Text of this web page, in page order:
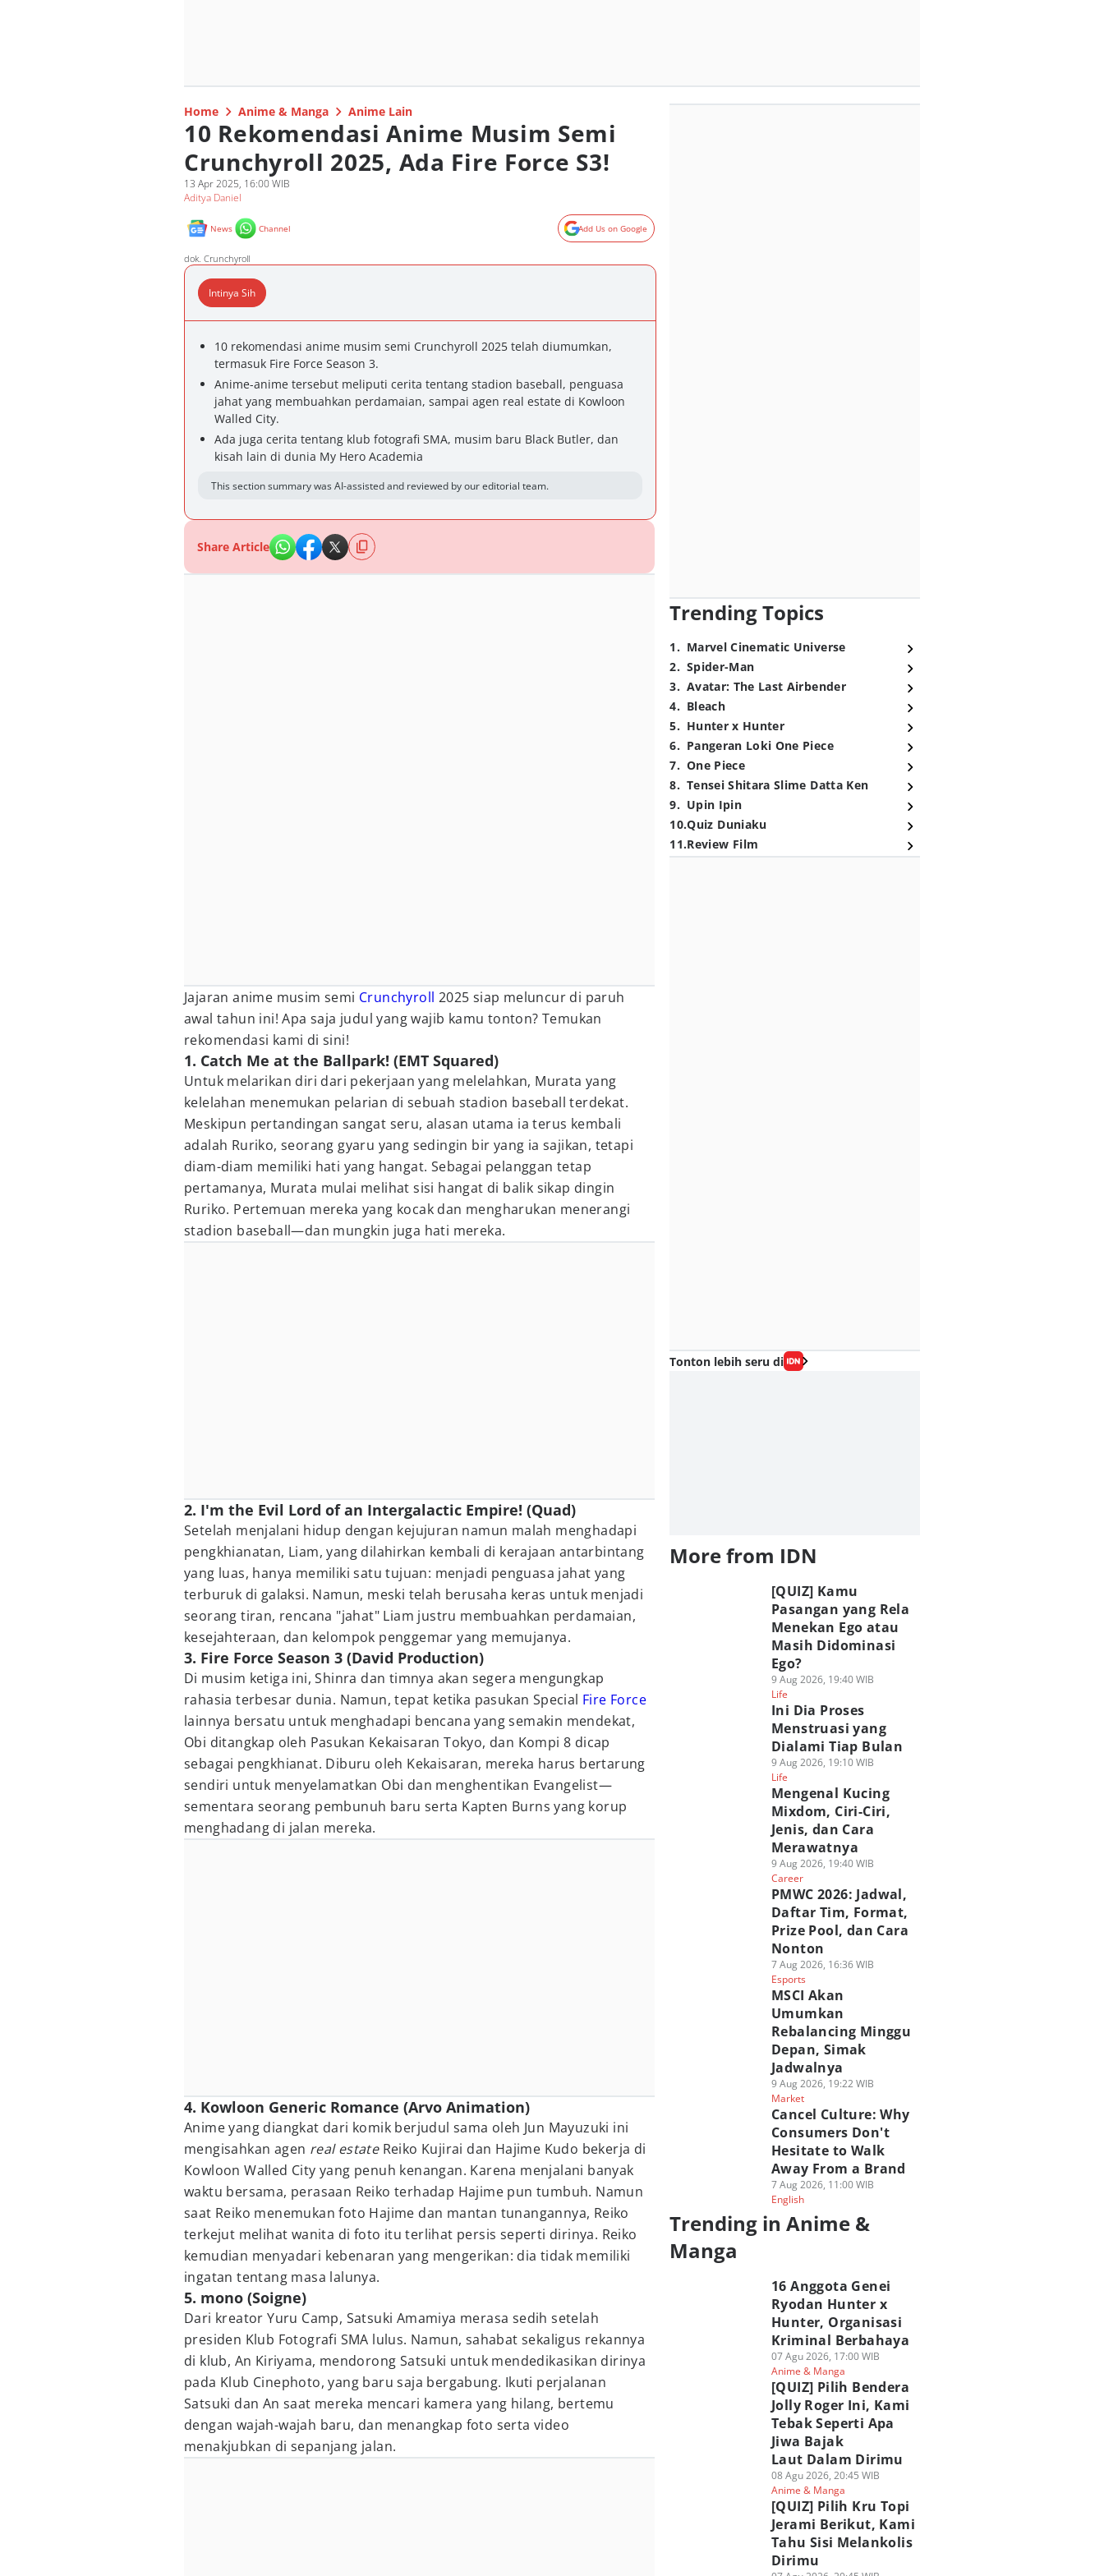
Home Anime & Manga Anime Lain
10 Rekomendasi Anime Musim Semi
Crunchyroll 2025, Ada Fire Force S3!
13 Apr 2025, 16:00 WIB
Aditya Daniel
News Channel Add Us on Google
dok. Crunchyroll
Intinya Sih
10 rekomendasi anime musim semi Crunchyroll 2025 telah diumumkan,
termasuk Fire Force Season 3.
Anime-anime tersebut meliputi cerita tentang stadion baseball, penguasa
jahat yang membuahkan perdamaian, sampai agen real estate di Kowloon
Walled City.
Ada juga cerita tentang klub fotografi SMA, musim baru Black Butler, dan
kisah lain di dunia My Hero Academia
This section summary was AI-assisted and reviewed by our editorial team.
Share Article
Jajaran anime musim semi Crunchyroll 2025 siap meluncur di paruh
awal tahun ini! Apa saja judul yang wajib kamu tonton? Temukan
rekomendasi kami di sini!
1. Catch Me at the Ballpark! (EMT Squared)
Untuk melarikan diri dari pekerjaan yang melelahkan, Murata yang
kelelahan menemukan pelarian di sebuah stadion baseball terdekat.
Meskipun pertandingan sangat seru, alasan utama ia terus kembali
adalah Ruriko, seorang gyaru yang sedingin bir yang ia sajikan, tetapi
diam-diam memiliki hati yang hangat. Sebagai pelanggan tetap
pertamanya, Murata mulai melihat sisi hangat di balik sikap dingin
Ruriko. Pertemuan mereka yang kocak dan mengharukan menerangi
stadion baseball—dan mungkin juga hati mereka.
2. I'm the Evil Lord of an Intergalactic Empire! (Quad)
Setelah menjalani hidup dengan kejujuran namun malah menghadapi
pengkhianatan, Liam, yang dilahirkan kembali di kerajaan antarbintang
yang luas, hanya memiliki satu tujuan: menjadi penguasa jahat yang
terburuk di galaksi. Namun, meski telah berusaha keras untuk menjadi
seorang tiran, rencana "jahat" Liam justru membuahkan perdamaian,
kesejahteraan, dan kelompok penggemar yang memujanya.
3. Fire Force Season 3 (David Production)
Di musim ketiga ini, Shinra dan timnya akan segera mengungkap
rahasia terbesar dunia. Namun, tepat ketika pasukan Special Fire Force
lainnya bersatu untuk menghadapi bencana yang semakin mendekat,
Obi ditangkap oleh Pasukan Kekaisaran Tokyo, dan Kompi 8 dicap
sebagai pengkhianat. Diburu oleh Kekaisaran, mereka harus bertarung
sendiri untuk menyelamatkan Obi dan menghentikan Evangelist—
sementara seorang pembunuh baru serta Kapten Burns yang korup
menghadang di jalan mereka.
4. Kowloon Generic Romance (Arvo Animation)
Anime yang diangkat dari komik berjudul sama oleh Jun Mayuzuki ini
mengisahkan agen real estateReiko Kujirai dan Hajime Kudo bekerja di
Kowloon Walled City yang penuh kenangan. Karena menjalani banyak
waktu bersama, perasaan Reiko terhadap Hajime pun tumbuh. Namun
saat Reiko menemukan foto Hajime dan mantan tunangannya, Reiko
terkejut melihat wanita di foto itu terlihat persis seperti dirinya. Reiko
kemudian menyadari kebenaran yang mengerikan: dia tidak memiliki
ingatan tentang masa lalunya.
5. mono (Soigne)
Dari kreator Yuru Camp, Satsuki Amamiya merasa sedih setelah
presiden Klub Fotografi SMA lulus. Namun, sahabat sekaligus rekannya
di klub, An Kiriyama, mendorong Satsuki untuk mendedikasikan dirinya
pada Klub Cinephoto, yang baru saja bergabung. Ikuti perjalanan
Satsuki dan An saat mereka mencari kamera yang hilang, bertemu
dengan wajah-wajah baru, dan menangkap foto serta video
menakjubkan di sepanjang jalan.
Trending Topics
1. Marvel Cinematic Universe
2. Spider-Man
3. Avatar: The Last Airbender
4. Bleach
5. Hunter x Hunter
6. Pangeran Loki One Piece
7. One Piece
8. Tensei Shitara Slime Datta Ken
9. Upin Ipin
10.Quiz Duniaku
11.Review Film
Tonton lebih seru di
More from IDN
[QUIZ] Kamu
Pasangan yang Rela
Menekan Ego atau
Masih Didominasi
Ego?
9 Aug 2026, 19:40 WIB
Life
Ini Dia Proses
Menstruasi yang
Dialami Tiap Bulan
9 Aug 2026, 19:10 WIB
Life
Mengenal Kucing
Mixdom, Ciri-Ciri,
Jenis, dan Cara
Merawatnya
9 Aug 2026, 19:40 WIB
Career
PMWC 2026: Jadwal,
Daftar Tim, Format,
Prize Pool, dan Cara
Nonton
7 Aug 2026, 16:36 WIB
Esports
MSCI Akan
Umumkan
Rebalancing Minggu
Depan, Simak
Jadwalnya
9 Aug 2026, 19:22 WIB
Market
Cancel Culture: Why
Consumers Don't
Hesitate to Walk
Away From a Brand
7 Aug 2026, 11:00 WIB
English
Trending in Anime &
Manga
16 Anggota Genei
Ryodan Hunter x
Hunter, Organisasi
Kriminal Berbahaya
07 Agu 2026, 17:00 WIB
Anime & Manga
[QUIZ] Pilih Bendera
Jolly Roger Ini, Kami
Tebak Seperti Apa
Jiwa Bajak
Laut Dalam Dirimu
08 Agu 2026, 20:45 WIB
Anime & Manga
[QUIZ] Pilih Kru Topi
Jerami Berikut, Kami
Tahu Sisi Melankolis
Dirimu